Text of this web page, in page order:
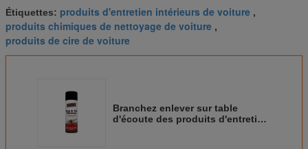
Étiquettes: produits d'entretien intérieurs de voiture ,
produits chimiques de nettoyage de voiture ,
produits de cire de voiture
Branchez enlever sur table
d'écoute des produits d'entretien